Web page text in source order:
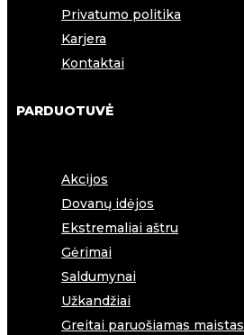
Privatumo politika
Karjera
Kontaktai
PARDUOTUVĖ
Akcijos
Dovanų idėjos
Ekstremaliai aštru
Gėrimai
Saldumynai
Užkandžiai
Greitai paruošiamas maistas